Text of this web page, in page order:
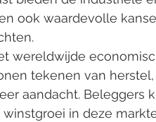
ook waardevolle
wereldwijde
tekenen van
aandacht. Beleggers
in deze